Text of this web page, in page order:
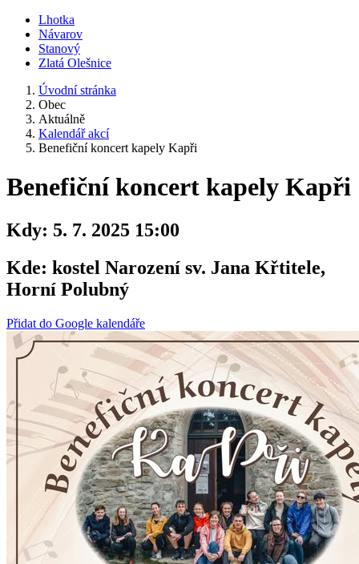
Lhotka
Návarov
Stanový
Zlatá Olešnice
Úvodní stránka
Obec
Aktuálně
Kalendář akcí
Benefiční koncert kapely Kapři
Benefiční koncert kapely Kapři
Kdy: 5. 7. 2025 15:00
Kde: kostel Narození sv. Jana Křtitele,
Horní Polubný
Přidat do Google kalendáře